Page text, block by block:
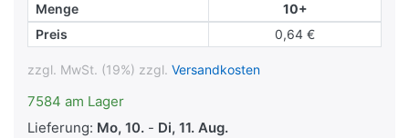
Menge
10+
Preis
0,64 €
zzgl. MwSt. (19%) zzgl. Versandkosten
7584 am Lager
Lieferung: Mo, 10. - Di, 11. Aug.